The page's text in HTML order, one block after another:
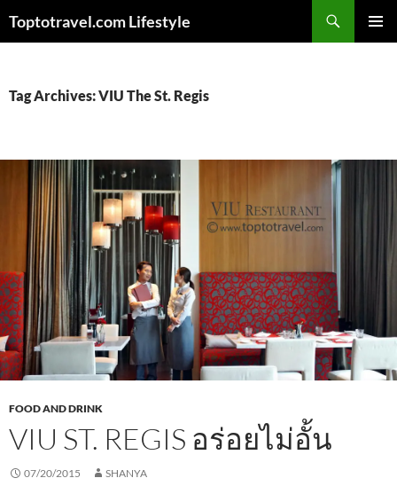
Toptotravel.com Lifestyle
Tag Archives: VIU The St. Regis
FOOD AND DRINK
VIU ST. REGIS อร่อยไม่อั้น
07/20/2015 SHANYA